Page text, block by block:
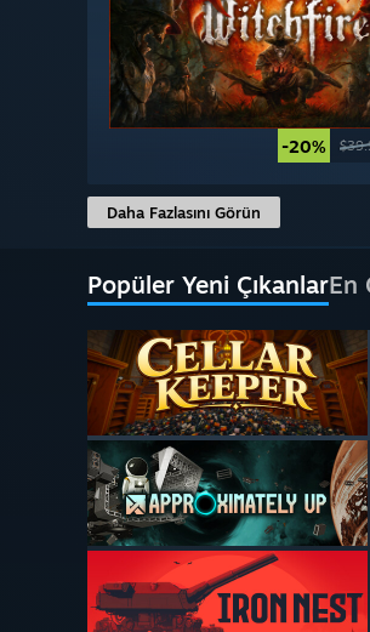
-20%
Daha Fazlasını Görün
Popüler Yeni ÇıkanlarEn